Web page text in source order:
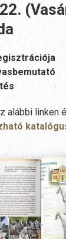
alábbi linken